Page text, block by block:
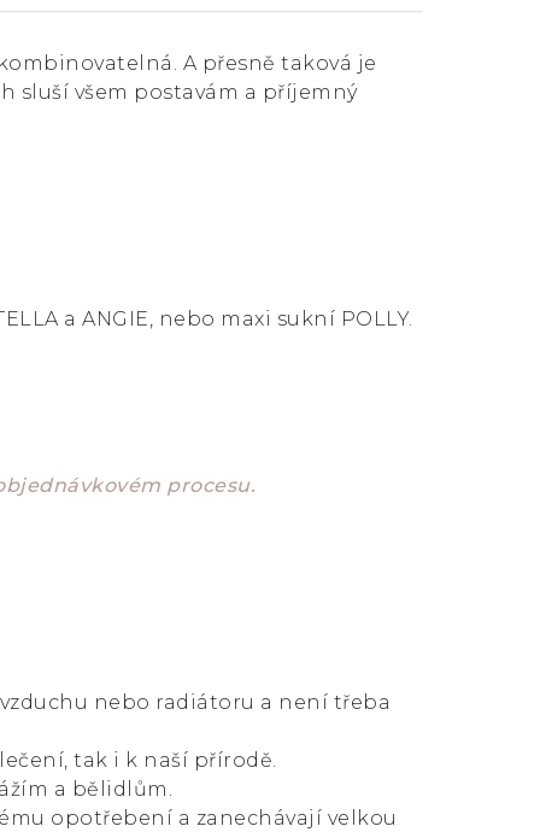
A přesně taková je
sluší všem postavám a příjemný
a ANGIE, nebo maxi sukní POLLY.
procesu.
nebo radiátoru a není třeba
tak i k naší přírodě.
a bělidlům.
opotřebení a zanechávají velkou